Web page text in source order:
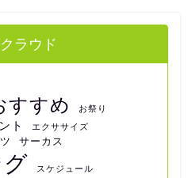
ラウド
すすめ
お祭り
ト エクササイズ
サーカス
スケジュール